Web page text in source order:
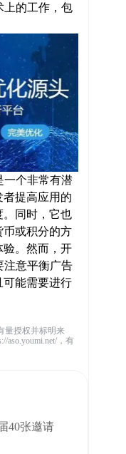
上的工作，包
一个非常有潜
提高应用的
同时，它也
币或积分的方
。然而，开
注意平衡广告
能需要进行
量授权并标明来
aso.youmi.net/，有
40张邀请